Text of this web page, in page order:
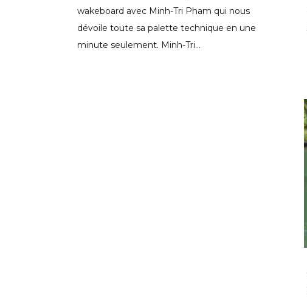
wakeboard avec Minh-Tri Pham qui nous
dévoile toute sa palette technique en une
minute seulement. Minh-Tri...